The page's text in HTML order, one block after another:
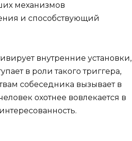
механизмов
и способствующий
внутренние установки,
в роли такого триггера,
собеседника вызывает в
охотнее вовлекается в